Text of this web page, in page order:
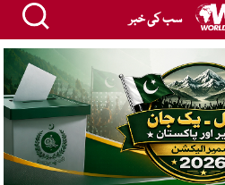
سب کی خبر